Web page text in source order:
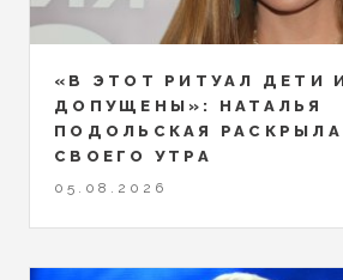
«В ЭТОТ РИТУАЛ ДЕТИ
ДОПУЩЕНЫ»: НАТАЛЬЯ
ПОДОЛЬСКАЯ РАСКРЫЛА
СВОЕГО УТРА
05.08.2026